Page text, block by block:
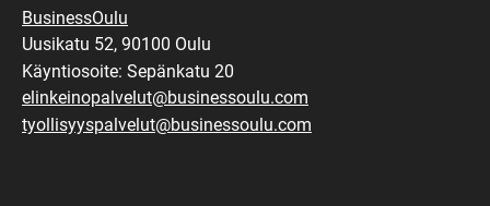
BusinessOulu
Uusikatu 52, 90100 Oulu
Käyntiosoite: Sepänkatu 20
elinkeinopalvelut@businessoulu.com
tyollisyyspalvelut@businessoulu.com